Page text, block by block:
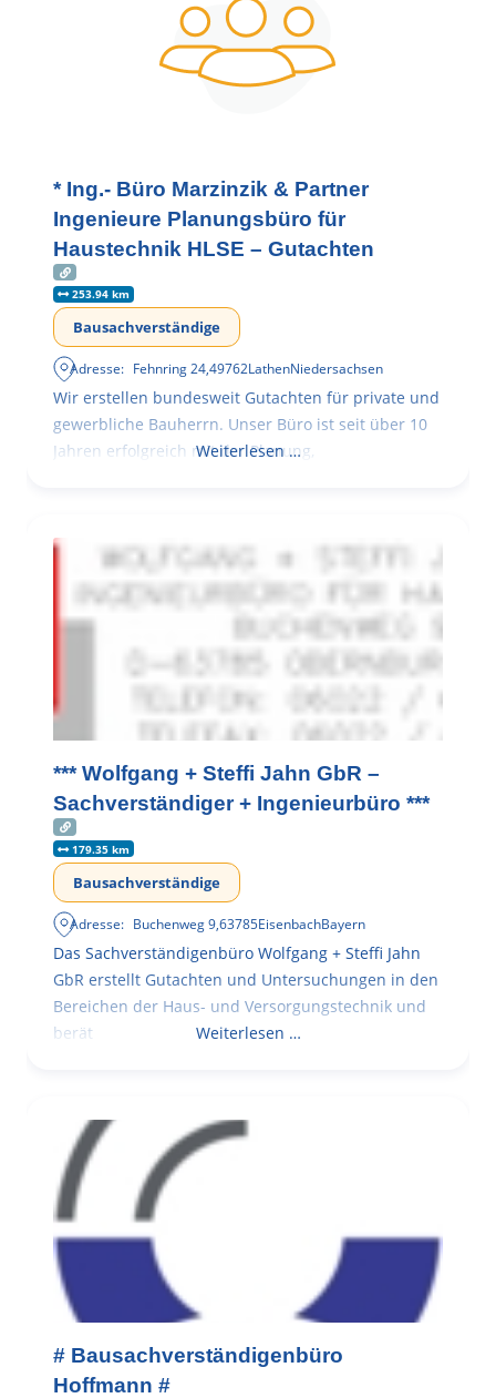
* Ing.- Büro Marzinzik & Partner
Ingenieure Planungsbüro für
Haustechnik HLSE – Gutachten
253.94 km
Bausachverständige
Adresse: Fehnring 24,49762LathenNiedersachsen
Wir erstellen bundesweit Gutachten für private und
gewerbliche Bauherrn. Unser Büro ist seit über 10
Jahren erfolgreich mit der Planung,
Weiterlesen …
*** Wolfgang + Steffi Jahn GbR –
Sachverständiger + Ingenieurbüro ***
179.35 km
Bausachverständige
Adresse: Buchenweg 9,63785EisenbachBayern
Das Sachverständigenbüro Wolfgang + Steffi Jahn
GbR erstellt Gutachten und Untersuchungen in den
Bereichen der Haus- und Versorgungstechnik und
berät
Weiterlesen …
# Bausachverständigenbüro
Hoffmann #